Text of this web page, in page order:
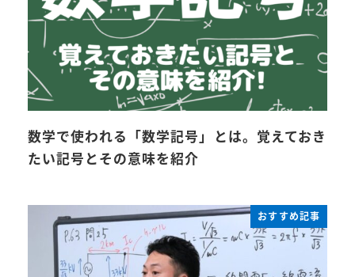
数学で使われる「数学記号」とは。覚えておき
たい記号とその意味を紹介
おすすめ記事